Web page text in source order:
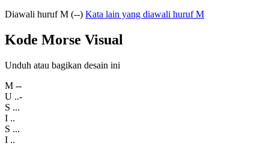
Diawali huruf M (--) Kata lain yang diawali huruf M
Kode Morse Visual
Unduh atau bagikan desain ini
M --
U ..-
S ...
I ..
S ...
I ..